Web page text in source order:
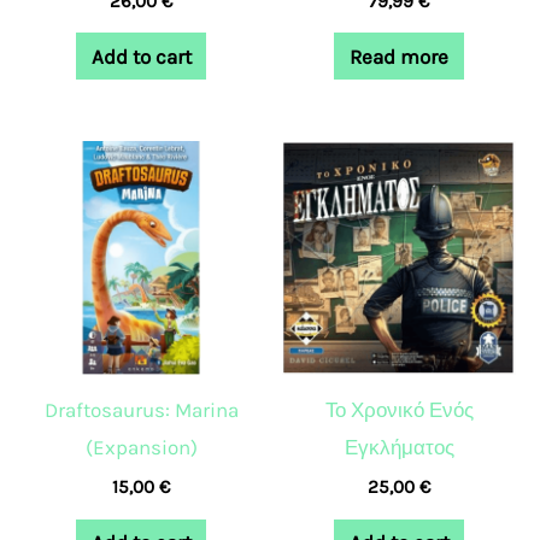
Add to cart Read more
Draftosaurus: Marina
(Expansion)
15,00 €
Το Χρονικό Ενός
Εγκλήματος
25,00 €